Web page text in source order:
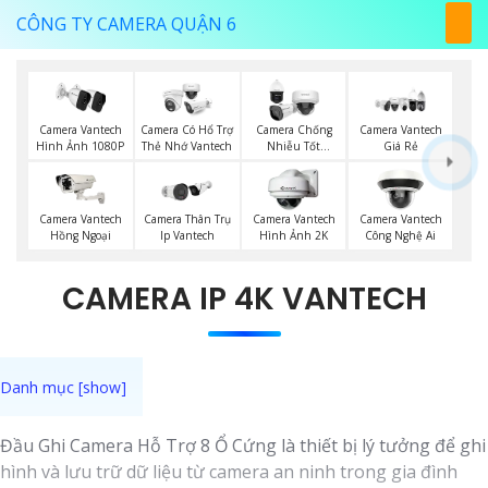
CÔNG TY CAMERA QUẬN 6
Camera Vantech
Hình Ảnh 1080P
Camera Có Hổ Trợ
Thẻ Nhớ Vantech
Camera Chống
Nhiễu Tốt
Camera Vantech
Giá Rẻ
Camera Vantech
Hồng Ngoại
Camera Thân Trụ
Ip Vantech
Camera Vantech
Hình Ảnh 2K
Camera Vantech
Công Nghệ Ai
CAMERA IP 4K VANTECH
Đầu Ghi Camera Hỗ Trợ 8 Ổ Cứng là thiết bị lý tưởng để ghi
hình và lưu trữ dữ liệu từ camera an ninh trong gia đình